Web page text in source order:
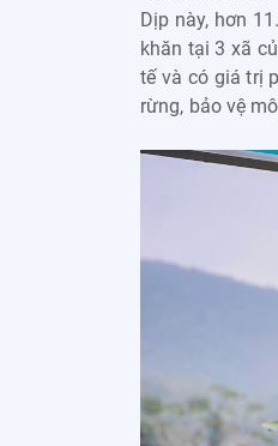
Dịp này, hơn
khăn tại 3 xã
tế và có giá trị
rừng, bảo vệ